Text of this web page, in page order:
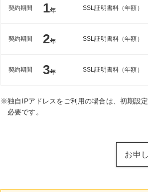
契約期間 1年 SSL証明書料（年額）
契約期間 2年 SSL証明書料（年額）
契約期間 3年 SSL証明書料（年額）
※独自IPアドレスをご利用の場合は、初期設
必要です。
お申